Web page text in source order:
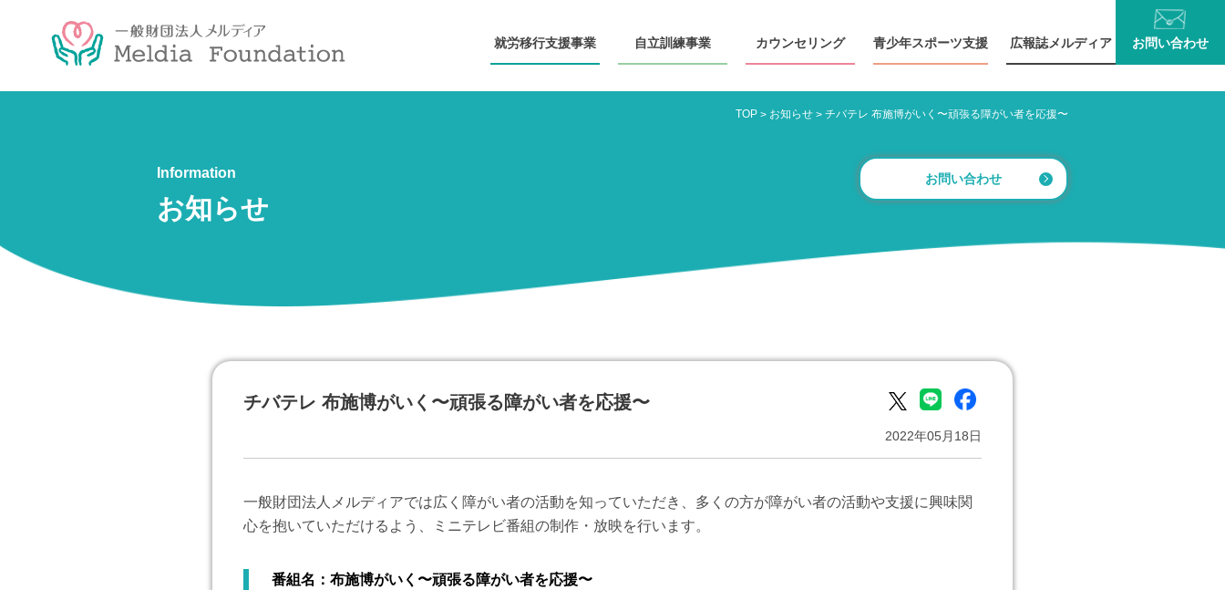
就労移行支援事業 自立訓練事業 カウンセ リング 青少年スポーツ支援 広報誌メルディア お問い合わせ
Information
お知らせ
TOP > お知らせ > チバテレ 布施博がいく〜頑張る障がい者を応援〜
お問い合わせ
チバテレ 布施博がいく〜頑張る障がい者を応援〜
2022年05月18日
一般財団法人メルディアでは広く障がい者の活動を知っていただき、多くの方が障がい者の活動や支援に興味関
心を抱いていただけるよう、ミニテレビ番組の制作・放映を行います。
番組名：布施博がいく〜頑張る障がい者を応援〜